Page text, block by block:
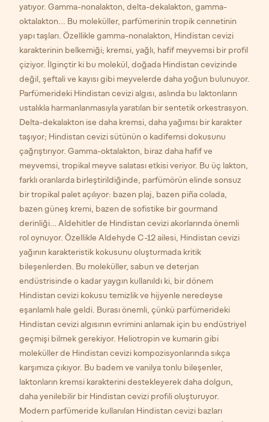
yatıyor. Gamma-nonalakton, delta-dekalakton, gamma-
oktalakton... Bu moleküller, parfümerinin tropik cennetinin
yapı taşları. Özellikle gamma-nonalakton, Hindistan cevizi
karakterinin belkemiği; kremsi, yağlı, hafif meyvemsi bir profil
çiziyor. İlginçtir ki bu molekül, doğada Hindistan cevizinde
değil, şeftali ve kayısı gibi meyvelerde daha yoğun bulunuyor.
Parfümerideki Hindistan cevizi algısı, aslında bu laktonların
ustalıkla harmanlanmasıyla yaratılan bir sentetik orkestrasyon.
Delta-dekalakton ise daha kremsi, daha yağımsı bir karakter
taşıyor; Hindistan cevizi sütünün o kadifemsi dokusunu
çağrıştırıyor. Gamma-oktalakton, biraz daha hafif ve
meyvemsi, tropikal meyve salatası etkisi veriyor. Bu üç lakton,
farklı oranlarda birleştirildiğinde, parfümörün elinde sonsuz
bir tropikal palet açılıyor: bazen plaj, bazen piña colada,
bazen güneş kremi, bazen de sofistike bir gourmand
derinliği… Aldehitler de Hindistan cevizi akorlarında önemli
rol oynuyor. Özellikle Aldehyde C-12 ailesi, Hindistan cevizi
yağının karakteristik kokusunu oluşturmada kritik
bileşenlerden. Bu moleküller, sabun ve deterjan
endüstrisinde o kadar yaygın kullanıldı ki, bir dönem
Hindistan cevizi kokusu temizlik ve hijyenle neredeyse
eşanlamlı hale geldi. Burası önemli, çünkü parfümerideki
Hindistan cevizi algısının evrimini anlamak için bu endüstriyel
geçmişi bilmek gerekiyor. Heliotropin ve kumarin gibi
moleküller de Hindistan cevizi kompozisyonlarında sıkça
karşımıza çıkıyor. Bu badem ve vanilya tonlu bileşenler,
laktonların kremsi karakterini destekleyerek daha dolgun,
daha yenilebilir bir Hindistan cevizi profili oluşturuyor.
Modern parfümeride kullanılan Hindistan cevizi bazları